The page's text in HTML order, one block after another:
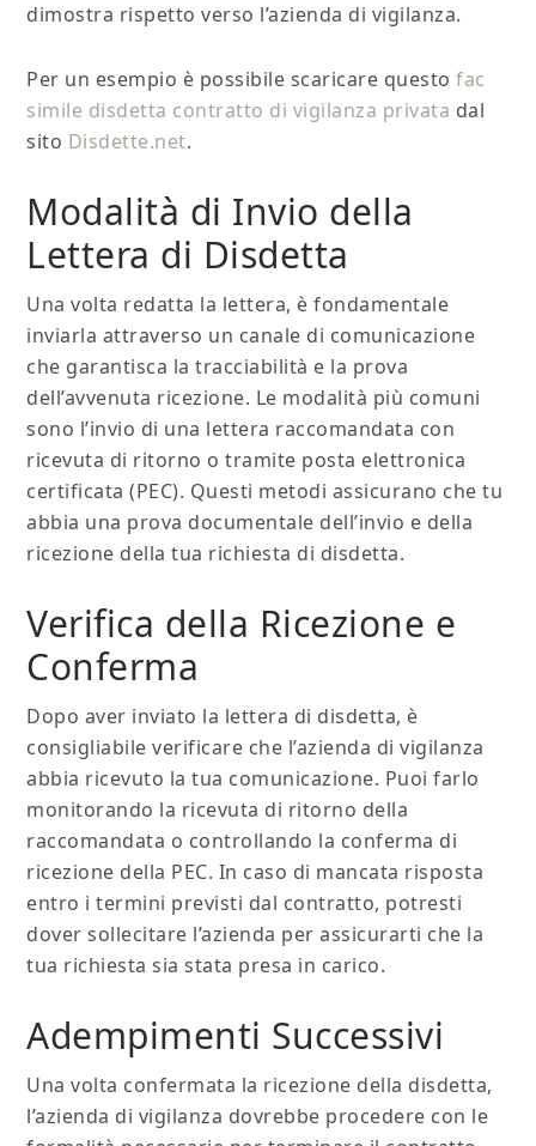
dimostra rispetto verso l’azienda di vigilanza.
Per un esempio è possibile scaricare questofac
simile disdetta contratto di vigilanza privata dal
sito Disdette.net.
Modalità di Invio della
Lettera di Disdetta
Una volta redatta la lettera, è fondamentale
inviarla attraverso un canale di comunicazione
che garantisca la tracciabilità e la prova
dell’avvenuta ricezione. Le modalità più comuni
sono l’invio di una lettera raccomandata con
ricevuta di ritorno o tramite posta elettronica
certificata (PEC). Questi metodi assicurano che tu
abbia una prova documentale dell’invio e della
ricezione della tua richiesta di disdetta.
Verifica della Ricezione e
Conferma
Dopo aver inviato la lettera di disdetta, è
consigliabile verificare che l’azienda di vigilanza
abbia ricevuto la tua comunicazione. Puoi farlo
monitorando la ricevuta di ritorno della
raccomandata o controllando la conferma di
ricezione della PEC. In caso di mancata risposta
entro i termini previsti dal contratto, potresti
dover sollecitare l’azienda per assicurarti che la
tua richiesta sia stata presa in carico.
Adempimenti Successivi
Una volta confermata la ricezione della disdetta,
l’azienda di vigilanza dovrebbe procedere con le